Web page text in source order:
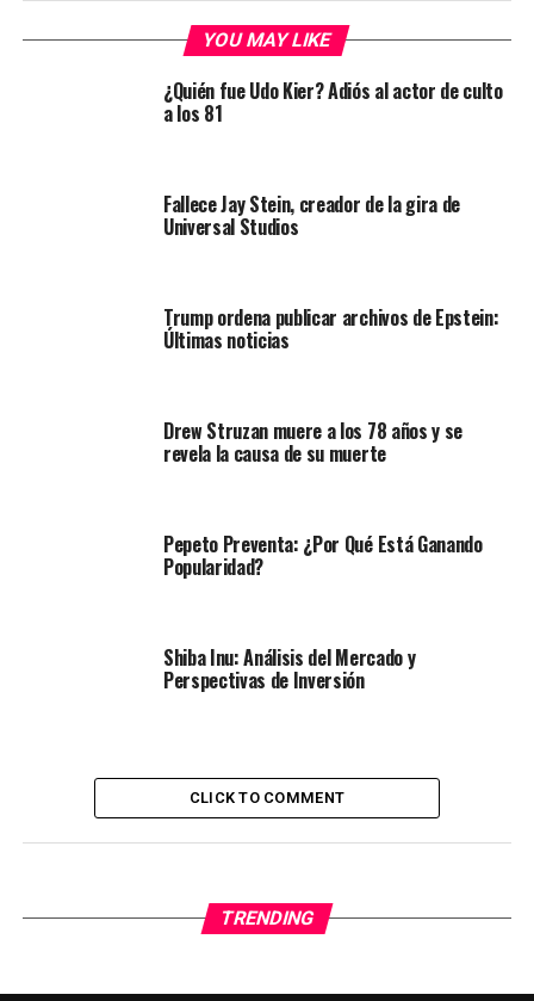
YOU MAY LIKE
¿Quién fue Udo Kier? Adiós al actor de culto
a los 81
Fallece Jay Stein, creador de la gira de
Universal Studios
Trump ordena publicar archivos de Epstein:
Últimas noticias
Drew Struzan muere a los 78 años y se
revela la causa de su muerte
Pepeto Preventa: ¿Por Qué Está Ganando
Popularidad?
Shiba Inu: Análisis del Mercado y
Perspectivas de Inversión
CLICK TO COMMENT
TRENDING